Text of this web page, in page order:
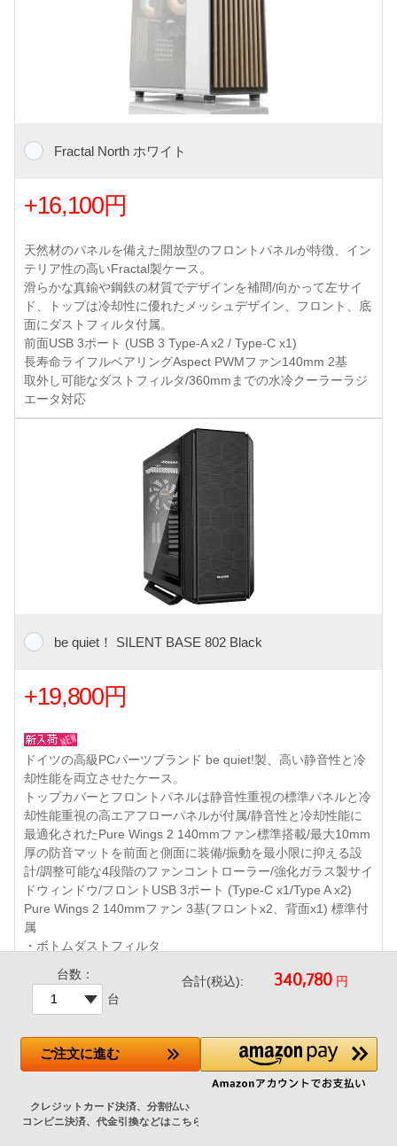
Fractal North ホワイト
+16,100円
天然材のパネルを備えた開放型のフロントパネルが特徴、イン
テリア性の高いFractal製ケース。
滑らかな真鍮や鋼鉄の材質でデザインを補間/向かって左サイ
ド、トップは冷却性に優れたメッシュデザイン、フロント、底
面にダストフィルタ付属。
前面USB 3ポート (USB 3 Type-A x2 / Type-C x1)
長寿命ライフルベアリングAspect PWMファン140mm 2基
取外し可能なダストフィルタ/360mmまでの水冷クーラーラジ
エータ対応
be quiet！ SILENT BASE 802 Black
+19,800円
ドイツの高級PCパーツブランド be quiet!製、高い静音性と冷
却性能を両立させたケース。
トップカバーとフロントパネルは静音性重視の標準パネルと冷
却性能重視の高エアフローパネルが付属/静音性と冷却性能に
最適化されたPure Wings 2 140mmファン標準搭載/最大10mm
厚の防音マットを前面と側面に装備/振動を最小限に抑える設
計/調整可能な4段階のファンコントローラー/強化ガラス製サイ
ドウィンドウ/フロントUSB 3ポート (Type-C x1/Type A x2)
Pure Wings 2 140mmファン 3基(フロントx2、背面x1) 標準付
属
・ボトムダストフィルタ
台数：
台
合計(税込): 円
ご注文に進む